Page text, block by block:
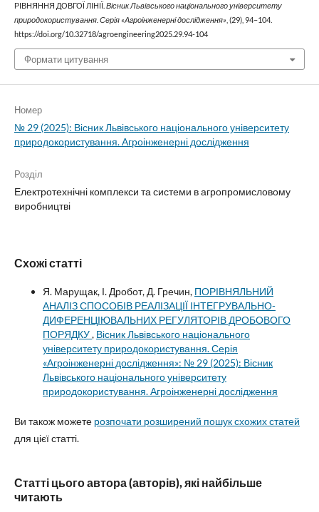
РІВНЯННЯ ДОВГОЇ ЛІНІЇ. Вісник Львівського національного університету
природокористування. Серія «Агроінженерні дослідження» , (29), 94–104.
https://doi.org/10.32718/agroengineering2025.29.94-104
Формати цитування
Номер
№ 29 (2025): Вісник Львівського національного університету
природокористування. Агроінженерні дослідження
Розділ
Електротехнічні комплекси та системи в агропромисловому
виробництві
Схожі статті
Я. Марущак, І. Дробот, Д. Гречин, ПОРІВНЯЛЬНИЙ
АНАЛІЗ СПОСОБІВ РЕАЛІЗАЦІЇ ІНТЕГРУВАЛЬНО-
ДИФЕРЕНЦІЮВАЛЬНИХ РЕГУЛЯТОРІВ ДРОБОВОГО
ПОРЯДКУ, Вісник Львівського національного
університету природокористування. Серія
«Агроінженерні дослідження»: № 29 (2025): Вісник
Львівського національного університету
природокористування. Агроінженерні дослідження
Ви також можете розпочати розширений пошук схожих статей
для цієї статті.
Статті цього автора (авторів), які найбільше
читають